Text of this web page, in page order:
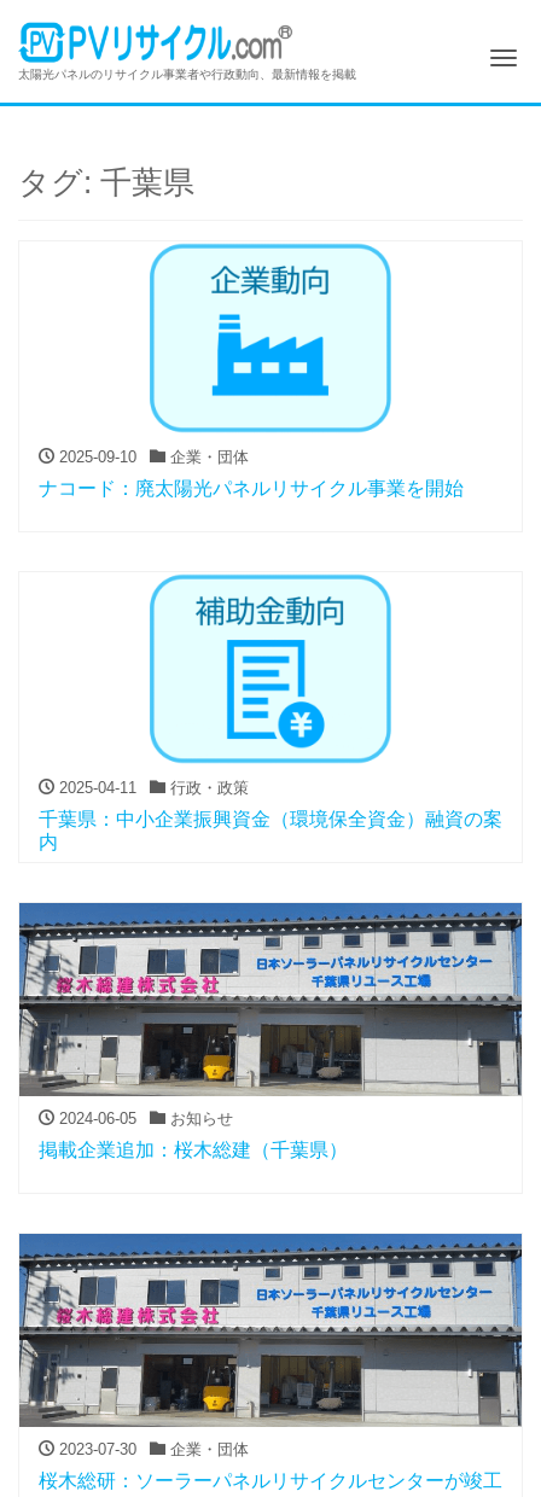
太陽光パネルのリサイクル事業者や行政動向、最新情報を掲載
タグ: 千葉県
2025-09-10 企業・団体
ナコード：廃太陽光パネルリサイクル事業を開始
2025-04-11 行政・政策
千葉県：中小企業振興資金（環境保全資金）融資の案
内
2024-06-05 お知らせ
掲載企業追加：桜木総建（千葉県）
2023-07-30 企業・団体
桜木総研：ソーラーパネルリサイクルセンターが竣工